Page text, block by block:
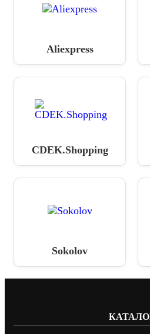
Aliexpress
CDEK.Shopping
Sokolov